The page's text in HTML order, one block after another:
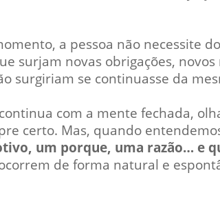
a pessoa não necessite
surjam novas obrigações,
surgiriam se continuasse da
com a mente fechada,
certo. Mas, quando
um porque, uma razão… e
de forma natural e